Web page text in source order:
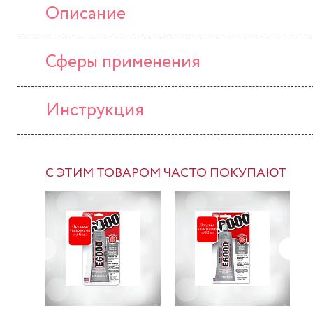
Описание
Сферы применения
Инструкция
С ЭТИМ ТОВАРОМ ЧАСТО ПОКУПАЮТ